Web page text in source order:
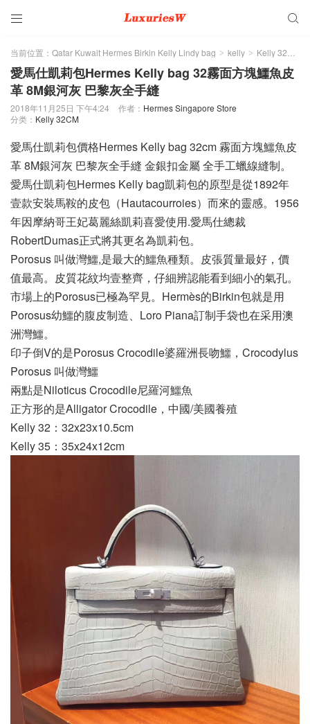
 
当前位置： Qatar Kuwait Hermes Birkin Kelly Lindy bag > kelly > Kelly 32CM
愛馬仕凱莉包Hermes Kelly bag 32霧面方塊鱷魚皮
革 8M銀河灰 巴黎灰全手縫
2018年11月25日 下午4:24 作者： Hermes Singapore Store
分类： Kelly 32CM
愛馬仕凱莉包價格Hermes Kelly bag 32cm 霧面方塊鱷魚皮
革 8M銀河灰 巴黎灰全手縫 金銀扣金屬 全手工蠟線縫制。
愛馬仕凱莉包Hermes Kelly bag凱莉包的原型是從1892年
壹款安裝馬鞍的皮包（Hautacourroies）而來的靈感。1956
年因摩納哥王妃葛麗絲凱莉喜愛使用.愛馬仕總裁
RobertDumas正式將其更名為凱莉包。
Porosus 叫做灣鱷,是最大的鱷魚種類。皮張質量最好，價
值最高。皮質花紋均壹整齊，仔細辨認能看到細小的氣孔。
市場上的Porosus已極為罕見。Hermès的Birkin包就是用
Porosus幼鱷的腹皮制造、Loro Piana訂制手袋也在采用澳
洲灣鱷。
印子倒V的是Porosus Crocodile婆羅洲長吻鱷，Crocodylus
Porosus 叫做灣鱷
兩點是Niloticus Crocodile尼羅河鱷魚
正方形的是Alligator Crocodile，中國/美國養殖
Kelly 32：32x23x10.5cm
Kelly 35：35x24x12cm